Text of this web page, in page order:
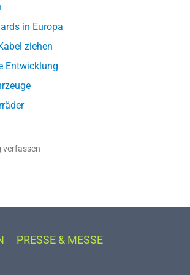
in Europa
ziehen
Entwicklung
verfassen
PRESSE & MESSE